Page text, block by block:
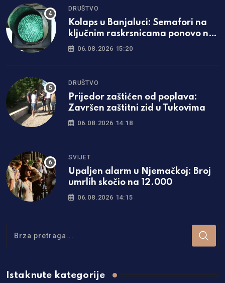
DRUŠTVO
Kolaps u Banjaluci: Semafori na
ključnim raskrsnicama ponovo ne
rade
06.08.2026 15:20
DRUŠTVO
Prijedor zaštićen od poplava:
Završen zaštitni zid u Tukovima
06.08.2026 14:18
SVIJET
Upaljen alarm u Njemačkoj: Broj
umrlih skočio na 12.000
06.08.2026 14:15
Istaknute kategorije